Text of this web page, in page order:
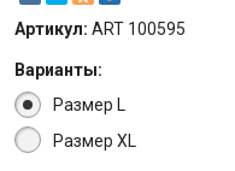
Артикул: ART 100595
Варианты:
Размер L
Размер XL